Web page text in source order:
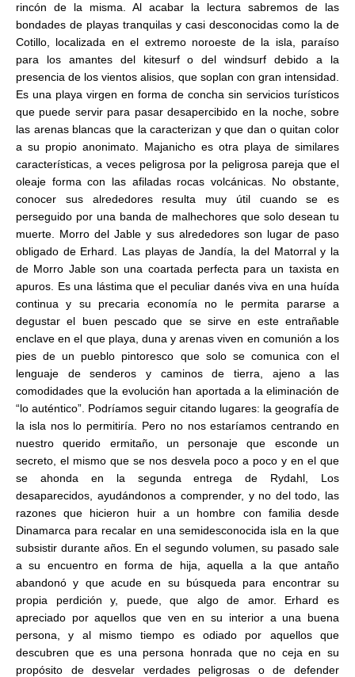
rincón de la misma. Al acabar la lectura sabremos de las
bondades de playas tranquilas y casi desconocidas como la de
Cotillo, localizada en el extremo noroeste de la isla, paraíso
para los amantes del kitesurf o del windsurf debido a la
presencia de los vientos alisios, que soplan con gran intensidad.
Es una playa virgen en forma de concha sin servicios turísticos
que puede servir para pasar desapercibido en la noche, sobre
las arenas blancas que la caracterizan y que dan o quitan color
a su propio anonimato. Majanicho es otra playa de similares
características, a veces peligrosa por la peligrosa pareja que el
oleaje forma con las afiladas rocas volcánicas. No obstante,
conocer sus alrededores resulta muy útil cuando se es
perseguido por una banda de malhechores que solo desean tu
muerte. Morro del Jable y sus alrededores son lugar de paso
obligado de Erhard. Las playas de Jandía, la del Matorral y la
de Morro Jable son una coartada perfecta para un taxista en
apuros. Es una lástima que el peculiar danés viva en una huída
continua y su precaria economía no le permita pararse a
degustar el buen pescado que se sirve en este entrañable
enclave en el que playa, duna y arenas viven en comunión a los
pies de un pueblo pintoresco que solo se comunica con el
lenguaje de senderos y caminos de tierra, ajeno a las
comodidades que la evolución han aportada a la eliminación de
“lo auténtico”. Podríamos seguir citando lugares: la geografía de
la isla nos lo permitiría. Pero no nos estaríamos centrando en
nuestro querido ermitaño, un personaje que esconde un
secreto, el mismo que se nos desvela poco a poco y en el que
se ahonda en la segunda entrega de Rydahl, Los
desaparecidos, ayudándonos a comprender, y no del todo, las
razones que hicieron huir a un hombre con familia desde
Dinamarca para recalar en una semidesconocida isla en la que
subsistir durante años. En el segundo volumen, su pasado sale
a su encuentro en forma de hija, aquella a la que antaño
abandonó y que acude en su búsqueda para encontrar su
propia perdición y, puede, que algo de amor. Erhard es
apreciado por aquellos que ven en su interior a una buena
persona, y al mismo tiempo es odiado por aquellos que
descubren que es una persona honrada que no ceja en su
propósito de desvelar verdades peligrosas o de defender